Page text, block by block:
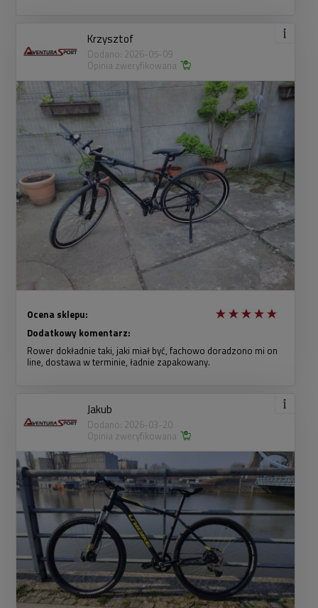
Krzysztof
Dodano: 2026-05-09
Opinia zweryfikowana
Ocena sklepu:
Dodatkowy komentarz:
Rower dokładnie taki, jaki miał być, fachowo doradzono mi on
line, dostawa w terminie, ładnie zapakowany.
Jakub
Dodano: 2026-03-20
Opinia zweryfikowana